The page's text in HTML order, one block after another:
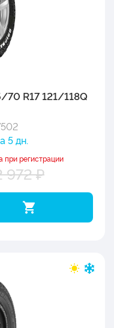
R17 121/118Q
5 дн.
при регистрации
972 ₽